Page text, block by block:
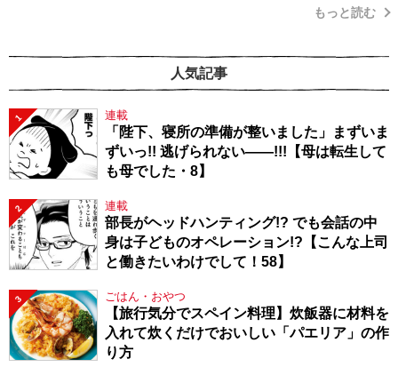
もっと読む
人気記事
1 連載
「陛下、寝所の準備が整いました」まずいま
ずいっ!! 逃げられない――!!!【母は転生して
も母でした・8】
2 連載
部長がヘッドハンティング!? でも会話の中
身は子どものオペレーション!?【こんな上司
と働きたいわけでして！58】
3 ごはん・おやつ
【旅行気分でスペイン料理】炊飯器に材料を
入れて炊くだけでおいしい「パエリア」の作
り方